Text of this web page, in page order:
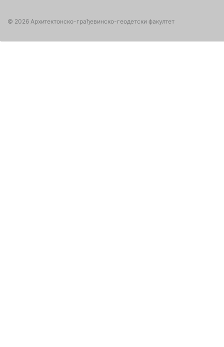
© 2026 Архитектонско-грађевинско-геодетски факултет